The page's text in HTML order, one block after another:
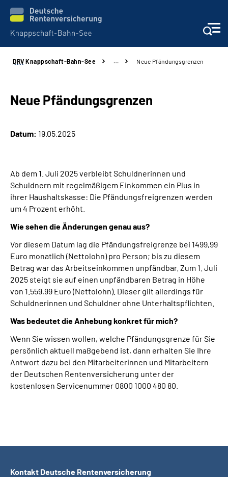
Aktuelles & Presse
Beratung & Kontakt
Arbeitgeber-Services
Über uns & Karriere
Die DRV Knappschaft-Bahn-See in Deutscher
Gebärdensprache
Leichte Sprache
Mein Kundenportal
DRV Knappschaft-Bahn-See … Neue Pfändungsgrenzen
Neue Pfändungsgrenzen
Datum: 19.05.2025
Ab dem 1. Juli 2025 verbleibt Schuldnerinnen und
Schuldnern mit regelmäßigem Einkommen ein Plus in
ihrer Haushaltskasse: Die Pfändungsfreigrenzen werden
um 4 Prozent erhöht.
Wie sehen die Änderungen genau aus?
Vor diesem Datum lag die Pfändungsfreigrenze bei 1499,99
Euro monatlich (Nettolohn) pro Person; bis zu diesem
Betrag war das Arbeitseinkommen unpfändbar. Zum 1. Juli
2025 steigt sie auf einen unpfändbaren Betrag in Höhe
von 1.559,99 Euro (Nettolohn). Dieser gilt allerdings für
Schuldnerinnen und Schuldner ohne Unterhaltspflichten.
Was bedeutet die Anhebung konkret für mich?
Wenn Sie wissen wollen, welche Pfändungsgrenze für Sie
persönlich aktuell maßgebend ist, dann erhalten Sie Ihre
Antwort dazu bei den Mitarbeiterinnen und Mitarbeitern
der Deutschen Rentenversicherung unter der
kostenlosen Servicenummer 0800 1000 480 80.
Kontakt Deutsche Rentenversicherung